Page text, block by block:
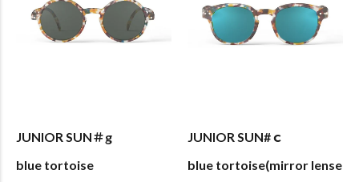
JUNIOR SUN＃g
blue tortoise
JUNIOR SUN#ｃ
blue tortoise(mirror lense